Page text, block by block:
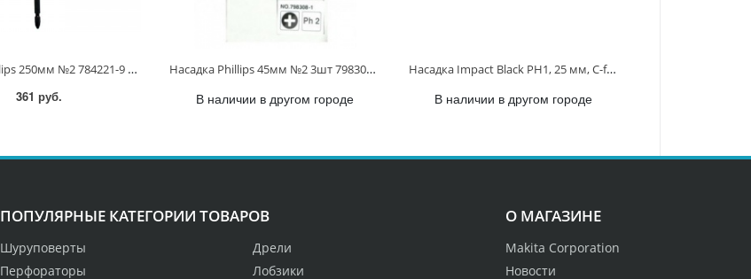
Насадка Phillips 250мм №2 784221-9 784221-9
361 руб.
Насадка Phillips 45мм №2 3шт 798308-1 798308-1
В наличии в другом городе
Насадка Impact Black PH1, 25 мм, C-form, 2 шт. B-63600 B-63600
В наличии в другом городе
ПОПУЛЯРНЫЕ КАТЕГОРИИ ТОВАРОВ
Шуруповерты
Перфораторы
Дрели
Лобзики
О МАГАЗИНЕ
Makita Corporation
Новости